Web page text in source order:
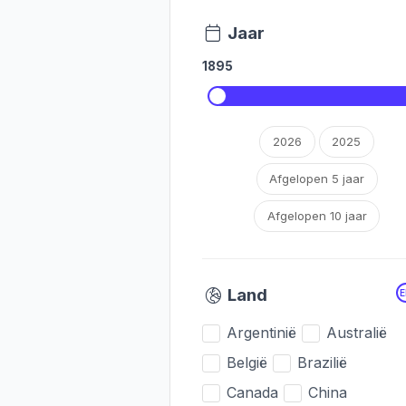
Jaar
1895
2026 2025
Afgelopen 5 jaar
Afgelopen 10 jaar
Land
Argentinië
Australië
België
Brazilië
Canada
China